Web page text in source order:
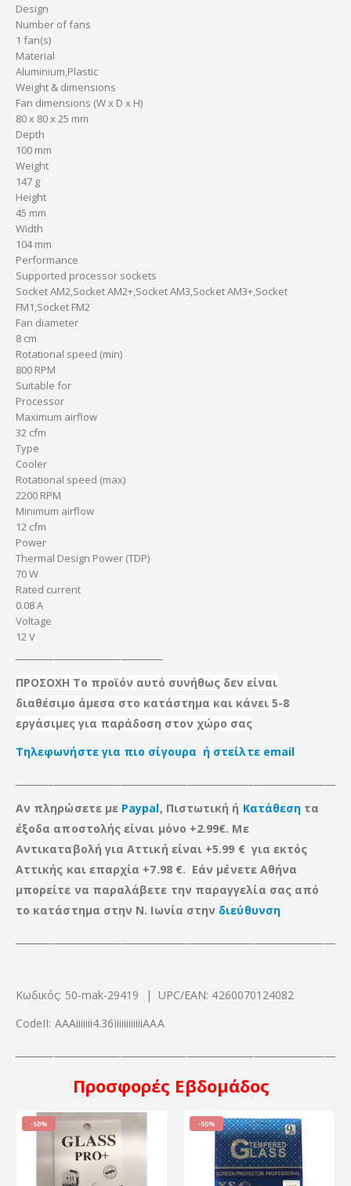
Design
Number of fans
1 fan(s)
Material
Aluminium,Plastic
Weight & dimensions
Fan dimensions (W x D x H)
80 x 80 x 25 mm
Depth
100 mm
Weight
147 g
Height
45 mm
Width
104 mm
Performance
Supported processor sockets
Socket AM2,Socket AM2+,Socket AM3,Socket AM3+,Socket
FM1,Socket FM2
Fan diameter
8 cm
Rotational speed (min)
800 RPM
Suitable for
Processor
Maximum airflow
32 cfm
Type
Cooler
Rotational speed (max)
2200 RPM
Minimum airflow
12 cfm
Power
Thermal Design Power (TDP)
70 W
Rated current
0.08 A
Voltage
12 V
ΠΡΟΣΟΧΗ Το προϊόν αυτό συνήθως δεν είναι
διαθέσιμο άμεσα στο κατάστημα και κάνει 5-8
εργάσιμες για παράδοση στον χώρο σας
Τηλεφωνήστε για πιο σίγουρα ή στείλτε email
Αν πληρώσετε με Paypal, Πιστωτική ή Κατάθεση τα
έξοδα αποστολής είναι μόνο +2.99€. Με
Αντικαταβολή για Αττική είναι +5.99 € για εκτός
Αττικής και επαρχία +7.98 €. Εάν μένετε Αθήνα
μπορείτε να παραλάβετε την παραγγελία σας από
το κατάστημα στην Ν. Ιωνία στην διεύθυνση
Κωδικός: 50-mak-29419 | UPC/EAN: 4260070124082
CodeII: ΑΑΑiiiiiii4.36iiiiiiiiiiiiΑΑΑ
Προσφορές Εβδομάδος
-50% -50%